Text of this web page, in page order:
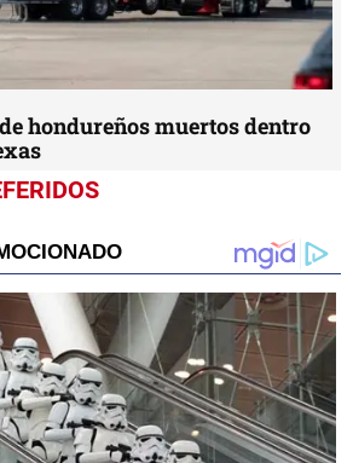
hondureños muertos dentro